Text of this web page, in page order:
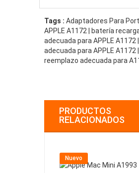
Tags : Adaptadores Para
APPLE A1172 | batería
adecuada para APPLE A1172
adecuada para APPLE A1172
reemplazo adecuada para
PRODUCTOS
RELACIONADOS
Nuevo